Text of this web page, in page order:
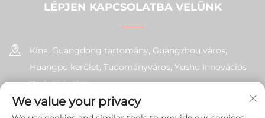
LÉPJEN KAPCSOLATBA VELÜNK
Kína, Guangdong tartomány, Guangzhou város,
Huangpu kerület, Tudományváros, Yushu Innovációs
Park, H épület
+86-17585526413
We value your privacy